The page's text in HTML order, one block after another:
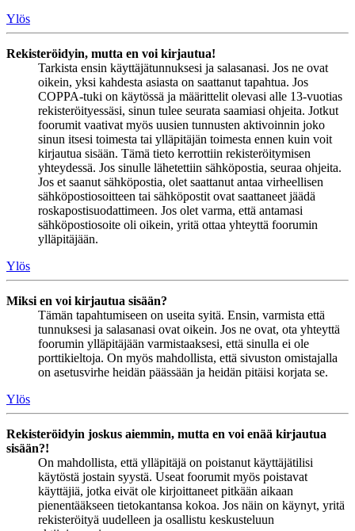
Ylös
Rekisteröidyin, mutta en voi kirjautua!
Tarkista ensin käyttäjätunnuksesi ja salasanasi. Jos ne ovat
oikein, yksi kahdesta asiasta on saattanut tapahtua. Jos
COPPA-tuki on käytössä ja määrittelit olevasi alle 13-vuotias
rekisteröityessäsi, sinun tulee seurata saamiasi ohjeita. Jotkut
foorumit vaativat myös uusien tunnusten aktivoinnin joko
sinun itsesi toimesta tai ylläpitäjän toimesta ennen kuin voit
kirjautua sisään. Tämä tieto kerrottiin rekisteröitymisen
yhteydessä. Jos sinulle lähetettiin sähköpostia, seuraa ohjeita.
Jos et saanut sähköpostia, olet saattanut antaa virheellisen
sähköpostiosoitteen tai sähköpostit ovat saattaneet jäädä
roskapostisuodattimeen. Jos olet varma, että antamasi
sähköpostiosoite oli oikein, yritä ottaa yhteyttä foorumin
ylläpitäjään.
Ylös
Miksi en voi kirjautua sisään?
Tämän tapahtumiseen on useita syitä. Ensin, varmista että
tunnuksesi ja salasanasi ovat oikein. Jos ne ovat, ota yhteyttä
foorumin ylläpitäjään varmistaaksesi, että sinulla ei ole
porttikieltoja. On myös mahdollista, että sivuston omistajalla
on asetusvirhe heidän päässään ja heidän pitäisi korjata se.
Ylös
Rekisteröidyin joskus aiemmin, mutta en voi enää kirjautua
sisään?!
On mahdollista, että ylläpitäjä on poistanut käyttäjätilisi
käytöstä jostain syystä. Useat foorumit myös poistavat
käyttäjiä, jotka eivät ole kirjoittaneet pitkään aikaan
pienentääkseen tietokantansa kokoa. Jos näin on käynyt, yritä
rekisteröityä uudelleen ja osallistu keskusteluun